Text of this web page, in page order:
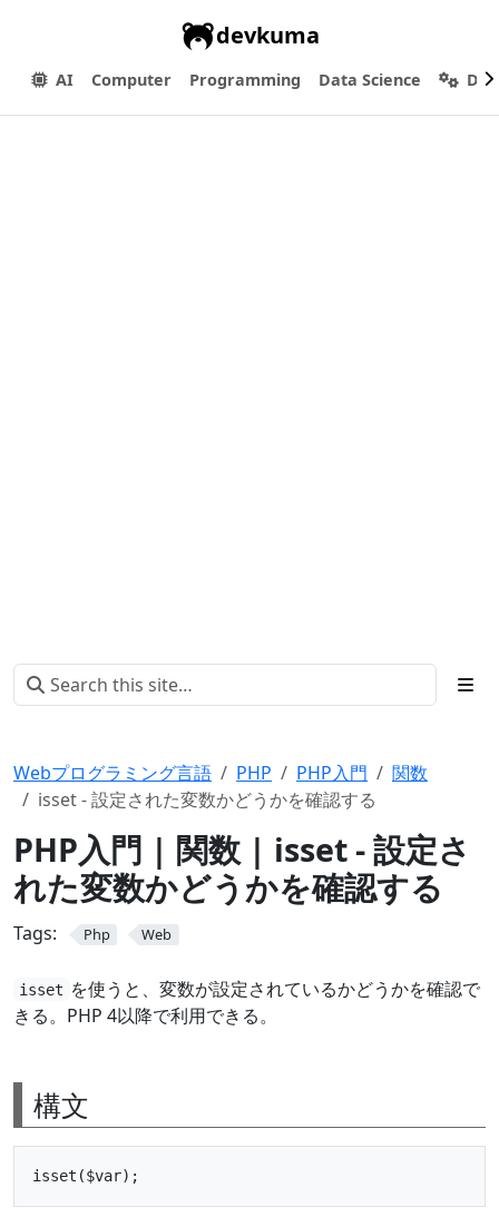
devkuma
AI Computer Programming Data Science
Webプログラミング言語 PHP PHP入門
関数
isset - 設定された変数かどうかを確認する
PHP入門 | 関数 | isset - 設定さ
れた変数かどうかを確認する
Tags: Php Web
isset を使うと、変数が設定されているかどうかを確認で
きる。PHP 4以降で利用できる。
構文